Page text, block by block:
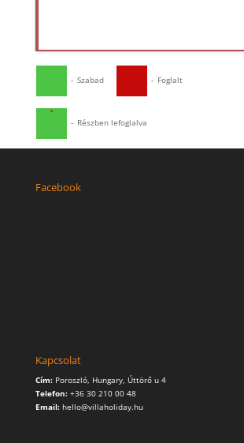
- Szabad - Foglalt
·
- Részben lefoglalva
Facebook
Kapcsolat
Cím: Poroszló, Hungary, Úttörő u 4
Telefon: +36 30 210 00 48
Email: hello@villaholiday.hu